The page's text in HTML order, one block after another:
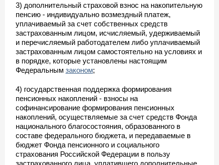
3) дополнительный страховой взнос на накопительную
пенсию - индивидуально возмездный платеж,
уплачиваемый за счет собственных средств
застрахованным лицом, исчисляемый, удерживаемый
и перечисляемый работодателем либо уплачиваемый
застрахованным лицом самостоятельно на условиях и
в порядке, которые установлены настоящим
Федеральным законом;
4) государственная поддержка формирования
пенсионных накоплений - взносы на
софинансирование формирования пенсионных
накоплений, осуществляемые за счет средств Фонда
национального благосостояния, образованного в
составе федерального бюджета, и передаваемые в
бюджет Фонда пенсионного и социального
страхования Российской Федерации в пользу
застрахованного лица, уплатившего дополнительные